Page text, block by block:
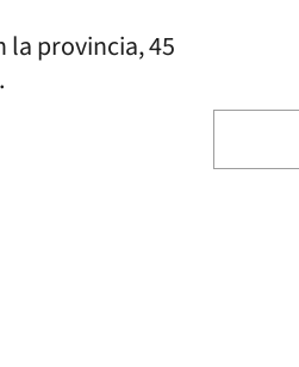
la provincia, 45